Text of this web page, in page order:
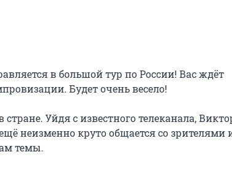
в большой тур по России! Вас ждёт
Будет очень весело!
Уйдя с известного телеканала,
неизменно круто общается со зрителями
темы.